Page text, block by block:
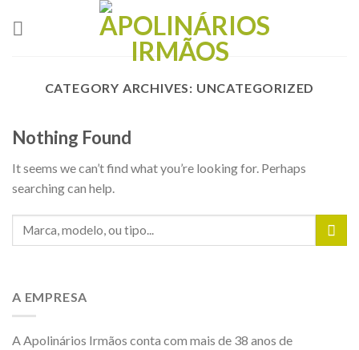
CATEGORY ARCHIVES: UNCATEGORIZED
Nothing Found
It seems we can’t find what you’re looking for. Perhaps
searching can help.
A EMPRESA
A Apolinários Irmãos conta com mais de 38 anos de